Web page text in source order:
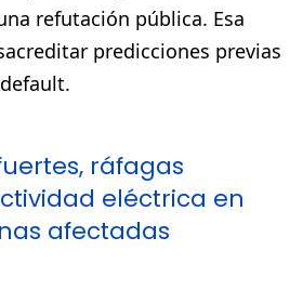
refutación pública. Esa
predicciones previas
ráfagas
eléctrica en
afectadas